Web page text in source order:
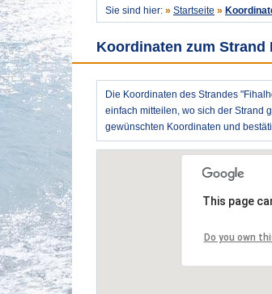
Sie sind hier: » Startseite »
Koordinaten zum
Die Koordinaten des Strandes
einfach mitteilen, wo sich der Strand
gewünschten Koordinaten und
This page
Do you own